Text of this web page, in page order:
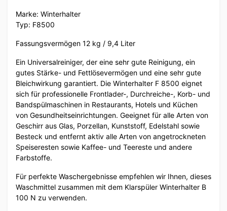
Marke: Winterhalter
Typ: F8500
Fassungsvermögen 12 kg / 9,4 Liter
Ein Universalreiniger, der eine sehr gute Reinigung, ein
gutes Stärke- und Fettlösevermögen und eine sehr gute
Bleichwirkung garantiert. Die Winterhalter F 8500 eignet
sich für professionelle Frontlader-, Durchreiche-, Korb- und
Bandspülmaschinen in Restaurants, Hotels und Küchen
von Gesundheitseinrichtungen. Geeignet für alle Arten von
Geschirr aus Glas, Porzellan, Kunststoff, Edelstahl sowie
Besteck und entfernt aktiv alle Arten von angetrockneten
Speiseresten sowie Kaffee- und Teereste und andere
Farbstoffe.
Für perfekte Waschergebnisse empfehlen wir Ihnen, dieses
Waschmittel zusammen mit dem Klarspüler Winterhalter B
100 N zu verwenden.